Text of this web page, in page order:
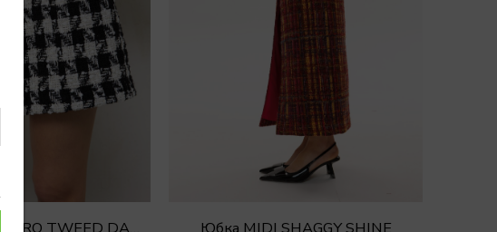
Шорты MINI RETRO TWEED DAMIER Юбка MIDI SHAGGY SHINE